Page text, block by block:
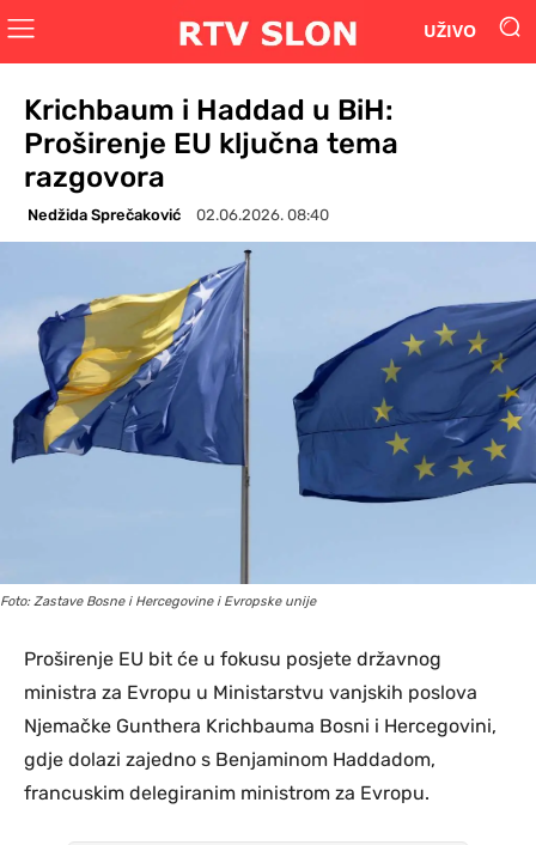
UŽIVO
Krichbaum i Haddad u BiH:
Proširenje EU ključna tema
razgovora
Nedžida Sprečaković 02.06.2026. 08:40
Foto: Zastave Bosne i Hercegovine i Evropske unije
Proširenje EU bit će u fokusu posjete državnog
ministra za Evropu u Ministarstvu vanjskih poslova
Njemačke Gunthera Krichbauma Bosni i Hercegovini,
gdje dolazi zajedno s Benjaminom Haddadom,
francuskim delegiranim ministrom za Evropu.